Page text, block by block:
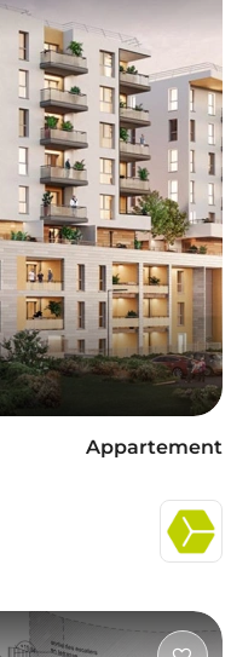
Appartement